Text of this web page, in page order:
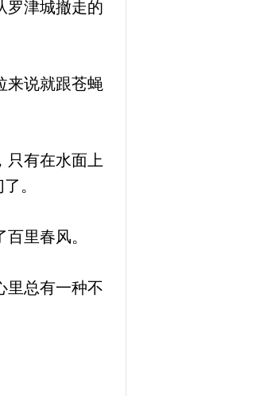
罗津城撤走的
来说就跟苍蝇
只有在水面上
。
里春风。
里总有一种不